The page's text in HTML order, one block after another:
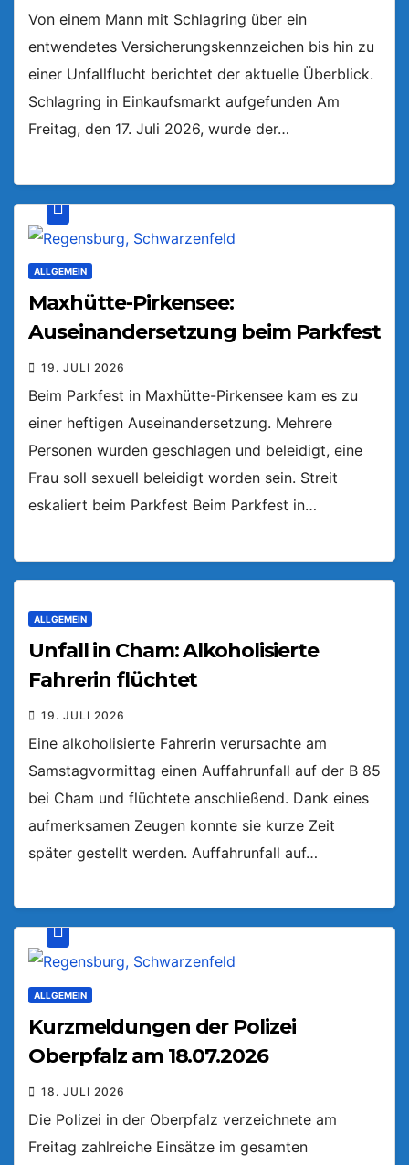
Von einem Mann mit Schlagring über ein
entwendetes Versicherungskennzeichen bis hin zu
einer Unfallflucht berichtet der aktuelle Überblick.
Schlagring in Einkaufsmarkt aufgefunden Am
Freitag, den 17. Juli 2026, wurde der…
ALLGEMEIN
Maxhütte-Pirkensee:
Auseinandersetzung beim Parkfest
19. JULI 2026
Beim Parkfest in Maxhütte-Pirkensee kam es zu
einer heftigen Auseinandersetzung. Mehrere
Personen wurden geschlagen und beleidigt, eine
Frau soll sexuell beleidigt worden sein. Streit
eskaliert beim Parkfest Beim Parkfest in…
ALLGEMEIN
Unfall in Cham: Alkoholisierte
Fahrerin flüchtet
19. JULI 2026
Eine alkoholisierte Fahrerin verursachte am
Samstagvormittag einen Auffahrunfall auf der B 85
bei Cham und flüchtete anschließend. Dank eines
aufmerksamen Zeugen konnte sie kurze Zeit
später gestellt werden. Auffahrunfall auf…
ALLGEMEIN
Kurzmeldungen der Polizei
Oberpfalz am 18.07.2026
18. JULI 2026
Die Polizei in der Oberpfalz verzeichnete am
Freitag zahlreiche Einsätze im gesamten